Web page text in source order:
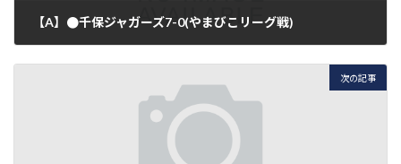
【A】●千保ジャガーズ7-0(やまびこリーグ戦)
次の記事